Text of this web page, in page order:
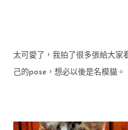
太可愛了，我拍了很多張給大家
己的pose，想必以後是名模貓。